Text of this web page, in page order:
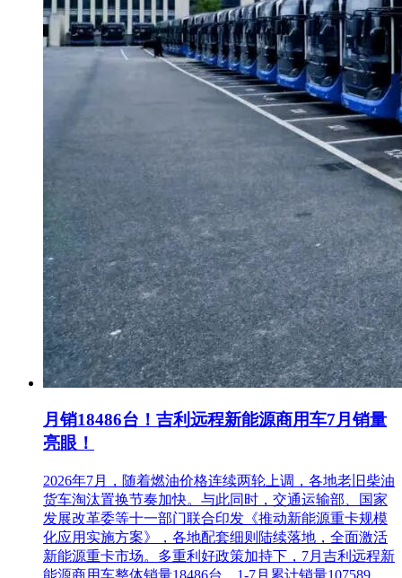
月销18486台！吉利远程新能源商用车7月销量
亮眼！
2026年7月，随着燃油价格连续两轮上调，各地老旧柴油
货车淘汰置换节奏加快。与此同时，交通运输部、国家
发展改革委等十一部门联合印发《推动新能源重卡规模
化应用实施方案》，各地配套细则陆续落地，全面激活
新能源重卡市场。多重利好政策加持下，7月吉利远程新
能源商用车整体销量18486台，1-7月累计销量107589